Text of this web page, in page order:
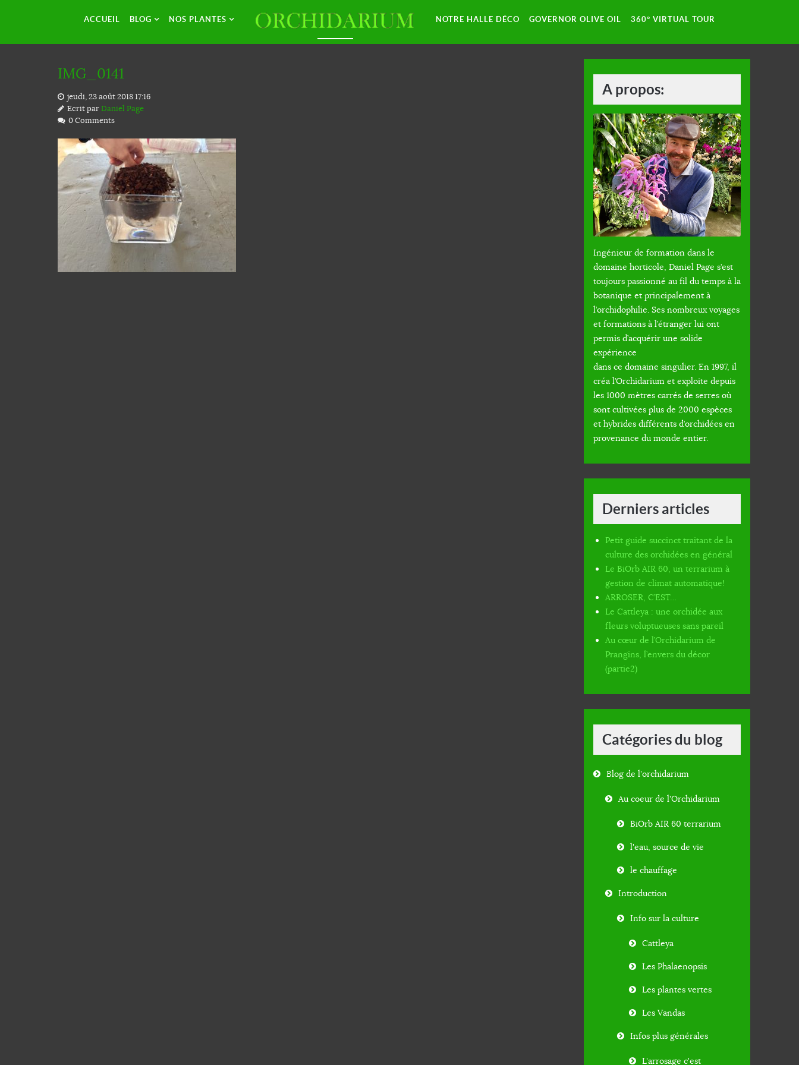
ACCUEIL BLOG NOS PLANTES NOTRE HALLE DÉCO GOVERNOR OLIVE OIL 360° VIRTUAL TOUR
IMG_0141
jeudi, 23 août 2018 17:16
Ecrit parDaniel Page
0 Comments
A propos:
Ingénieur de formation dans le
domaine horticole, Daniel Page s’est
toujours passionné au fil du temps à la
botanique et principalement à
l’orchidophilie. Ses nombreux voyages
et formations à l’étranger lui ont
permis d’acquérir une solide
expérience
dans ce domaine singulier. En 1997, il
créa l’Orchidarium et exploite depuis
les 1000 mètres carrés de serres où
sont cultivées plus de 2000 espèces
et hybrides différents d’orchidées en
provenance du monde entier.
Derniers articles
Petit guide succinct traitant de la
culture des orchidées en général
Le BiOrb AIR 60, un terrarium à
gestion de climat automatique!
ARROSER, C’EST…
Le Cattleya : une orchidée aux
fleurs voluptueuses sans pareil
Au cœur de l’Orchidarium de
Prangins, l’envers du décor
(partie2)
Catégories du blog
Blog de l'orchidarium
Au coeur de l'Orchidarium
BiOrb AIR 60 terrarium
l'eau, source de vie
le chauffage
Introduction
Info sur la culture
Cattleya
Les Phalaenopsis
Les plantes vertes
Les Vandas
Infos plus générales
L'arrosage c'est